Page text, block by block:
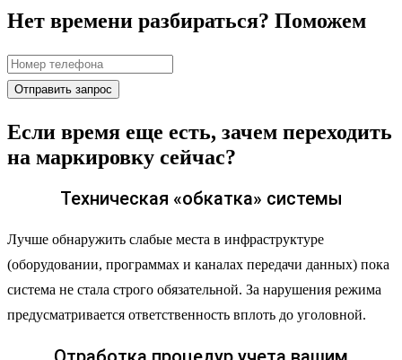
Нет времени разбираться? Поможем
Если время еще есть, зачем переходить
на маркировку сейчас?
Техническая «обкатка» системы
Лучше обнаружить слабые места в инфраструктуре
(оборудовании, программах и каналах передачи данных) пока
система не стала строго обязательной. За нарушения режима
предусматривается ответственность вплоть до уголовной.